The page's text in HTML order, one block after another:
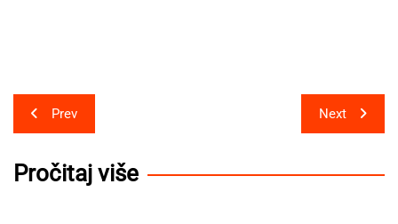
Post
navigation
Prev Next
Pročitaj više